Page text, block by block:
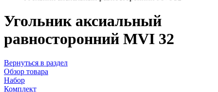
Угольник аксиальный
равносторонний MVI 32
Вернуться в раздел
Обзор товара
Набор
Комплект